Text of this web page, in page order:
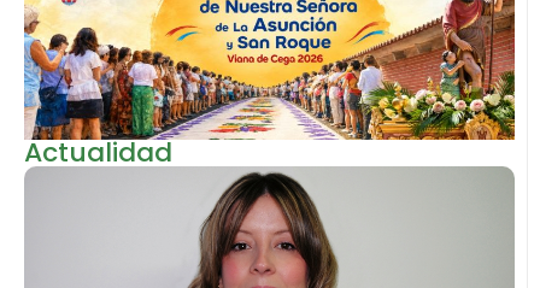
Actualidad